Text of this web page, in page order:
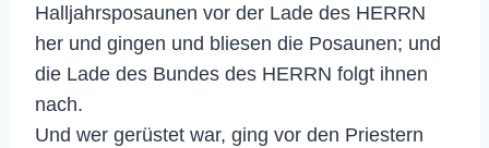
Halljahrsposaunen vor der Lade des HERRN
her und gingen und bliesen die Posaunen; und
die Lade des Bundes des HERRN folgt ihnen
nach.
Und wer gerüstet war, ging vor den Priestern